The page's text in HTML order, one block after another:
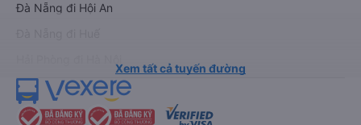
Đà Nẵng đi Hội An
Xem tất cả tuyến đường